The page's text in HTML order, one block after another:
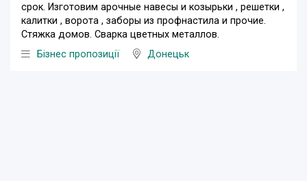
срок. Изготовим арочные навесы и козырьки , решетки ,
калитки , ворота , заборы из профнастила и прочие.
Стяжка домов. Сварка цветных металлов.
Бізнес пропозиції
Донецьк